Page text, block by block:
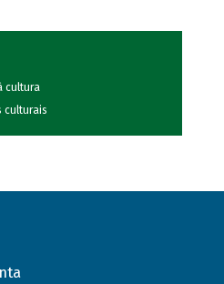
cultura
culturais